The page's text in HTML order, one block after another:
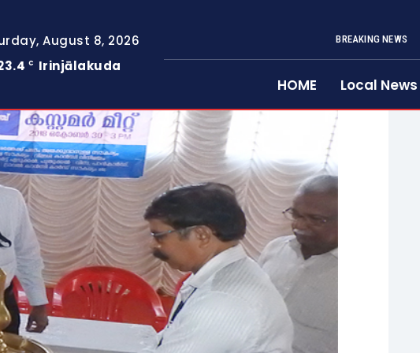
August 8, 2026
C Irinjālakuda
BREAKING NEWS
HOME Local News